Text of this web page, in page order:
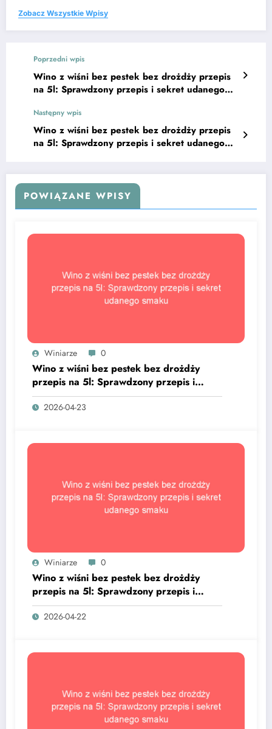
Zobacz Wszystkie Wpisy
Poprzedni wpis
Wino z wiśni bez pestek bez drożdży przepis
na 5l: Sprawdzony przepis i sekret udanego
Następny wpis
Wino z wiśni bez pestek bez drożdży przepis
na 5l: Sprawdzony przepis i sekret udanego
POWIĄZANE WPISY
Winiarze 0
Wino z wiśni bez pestek bez drożdży
przepis na 5l: Sprawdzony przepis i
sekret udanego smaku
2026-04-23
Winiarze 0
Wino z wiśni bez pestek bez drożdży
przepis na 5l: Sprawdzony przepis i
sekret udanego smaku
2026-04-22